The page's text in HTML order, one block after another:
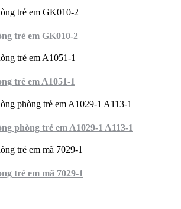
trẻ em GK010-2
trẻ em A1051-1
phòng trẻ em A1029-1 A113-1
trẻ em mã 7029-1